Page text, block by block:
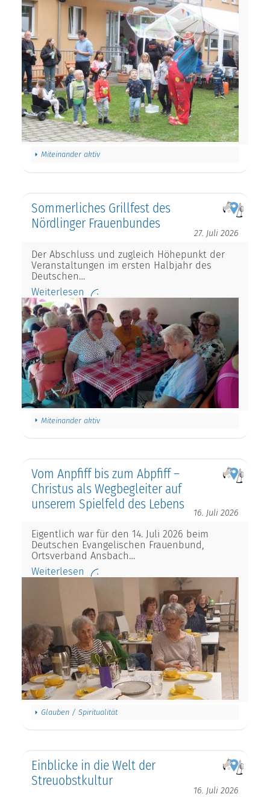
Miteinander aktiv
Sommerliches Grillfest des
Nördlinger Frauenbundes
27. Juli 2026
Der Abschluss und zugleich Höhepunkt der
Veranstaltungen im ersten Halbjahr des
Deutschen…
Weiterlesen
Miteinander aktiv
Vom Anpfiff bis zum Abpfiff –
Christus als Wegbegleiter auf
unserem Spielfeld des Lebens
16. Juli 2026
Eigentlich war für den 14. Juli 2026 beim
Deutschen Evangelischen Frauenbund,
Ortsverband Ansbach…
Weiterlesen
Glauben / Spiritualität
Einblicke in die Welt der
Streuobstkultur
16. Juli 2026